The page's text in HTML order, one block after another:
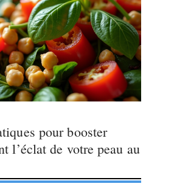
pour booster
l’éclat de votre peau au